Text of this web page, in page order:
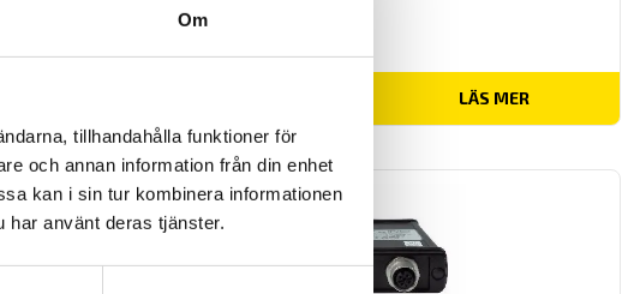
Om
tillhandahålla funktioner för
och annan information från din enhet
kan i sin tur kombinera informationen
har använt deras tjänster.
LÄS MER